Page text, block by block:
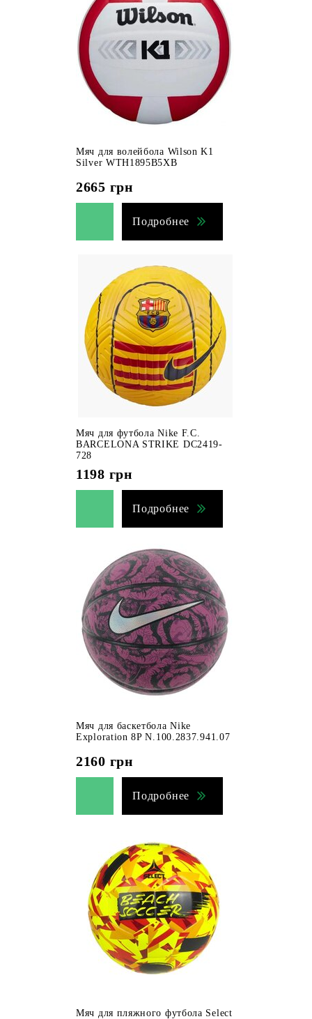
Мяч для волейбола Wilson K1
Silver WTH1895B5XB
2665 грн
Подробнее
Мяч для футбола Nike F.C.
BARCELONA STRIKE DC2419-
728
1198 грн
Подробнее
Мяч для баскетбола Nike
Exploration 8P N.100.2837.941.07
2160 грн
Подробнее
Мяч для пляжного футбола Select